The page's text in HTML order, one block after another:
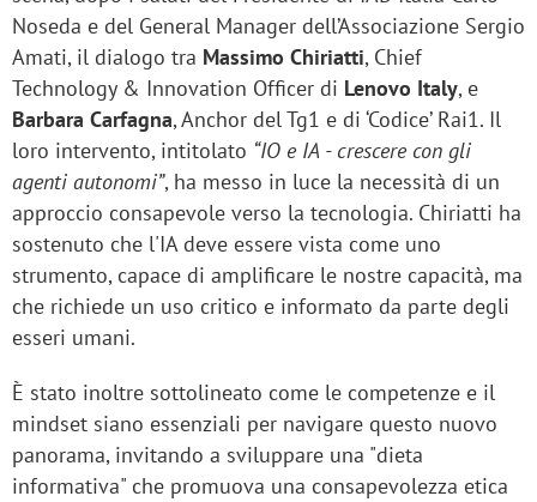
Noseda e del General Manager dell’Associazione Sergio
Amati, il dialogo tra Massimo Chiriatti, Chief
Technology & Innovation Officer di Lenovo Italy, e
Barbara Carfagna, Anchor del Tg1 e di ‘Codice’ Rai1. Il
loro intervento, intitolato “IO e IA - crescere con gli
agenti autonomi”, ha messo in luce la necessità di un
approccio consapevole verso la tecnologia. Chiriatti ha
sostenuto che l'IA deve essere vista come uno
strumento, capace di amplificare le nostre capacità, ma
che richiede un uso critico e informato da parte degli
esseri umani.
È stato inoltre sottolineato come le competenze e il
mindset siano essenziali per navigare questo nuovo
panorama, invitando a sviluppare una "dieta
informativa" che promuova una consapevolezza etica